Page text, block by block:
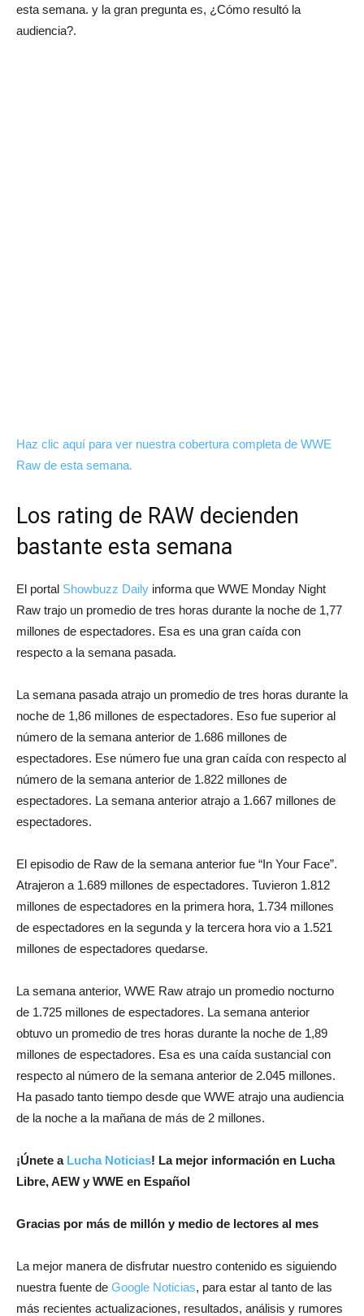
esta semana. y la gran pregunta es, ¿Cómo resultó la
audiencia?.
Haz clic aquí para ver nuestra cobertura completa de WWE
Raw de esta semana.
Los rating de RAW decienden
bastante esta semana
El portal Showbuzz Daily informa que WWE Monday Night
Raw trajo un promedio de tres horas durante la noche de 1,77
millones de espectadores. Esa es una gran caída con
respecto a la semana pasada.
La semana pasada atrajo un promedio de tres horas durante la
noche de 1,86 millones de espectadores. Eso fue superior al
número de la semana anterior de 1.686 millones de
espectadores. Ese número fue una gran caída con respecto al
número de la semana anterior de 1.822 millones de
espectadores. La semana anterior atrajo a 1.667 millones de
espectadores.
El episodio de Raw de la semana anterior fue “In Your Face”.
Atrajeron a 1.689 millones de espectadores. Tuvieron 1.812
millones de espectadores en la primera hora, 1.734 millones
de espectadores en la segunda y la tercera hora vio a 1.521
millones de espectadores quedarse.
La semana anterior, WWE Raw atrajo un promedio nocturno
de 1.725 millones de espectadores. La semana anterior
obtuvo un promedio de tres horas durante la noche de 1,89
millones de espectadores. Esa es una caída sustancial con
respecto al número de la semana anterior de 2.045 millones.
Ha pasado tanto tiempo desde que WWE atrajo una audiencia
de la noche a la mañana de más de 2 millones.
¡Únete a Lucha Noticias! La mejor información en Lucha
Libre, AEW y WWE en Español
Gracias por más de millón y medio de lectores al mes
La mejor manera de disfrutar nuestro contenido es siguiendo
nuestra fuente de Google Noticias, para estar al tanto de las
más recientes actualizaciones, resultados, análisis y rumores